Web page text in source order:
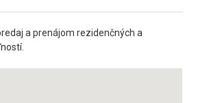
a prenájom rezidenčných a